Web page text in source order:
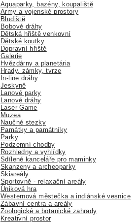
Aquaparky, bazény, koupaliště
Army a vojenské prostory
Bludiště
Bobové dráhy
Dětská hřiště venkovní
Dětské koutky
Dopravní hřiště
Galerie
Hvězdárny a planetária
Hrady, zámky, tvrze
In-line dráhy
Jeskyně
Lanové parky
Lanové dráhy
Laser Game
Muzea
Naučné stezky
Památky a památníky
Parky
Podzemní chodby
Rozhledny a vyhlídky
Sdílené kanceláře pro maminky
Skanzeny a archeoparky
Skiareály
Sportovně - relaxační areály
Úniková hra
Westernová městečka a indiánské vesnice
Zábavní centra a areály
Zoologické a botanické zahrady
Kreativní prostor